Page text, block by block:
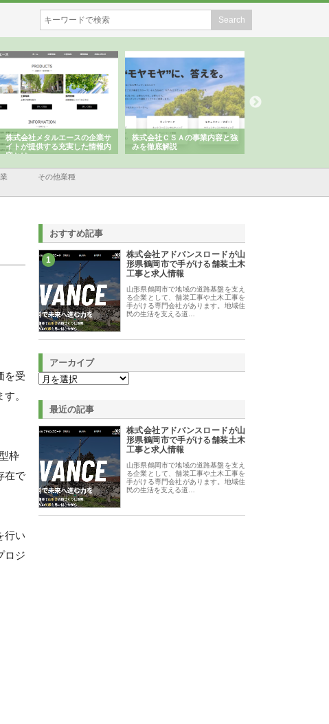
株式会社メタルエースの企業サ
イトが提供する充実した情報内
容とは
株式会社ＣＳＡの事業内容と強
みを徹底解説
その他業種
を受
。
枠
在で
行い
ロジ
おすすめ記事
1
株式会社アドバンスロードが山
形県鶴岡市で手がける舗装土木
工事と求人情報
山形県鶴岡市で地域の道路基盤を支え
る企業として、舗装工事や土木工事を
手がける専門会社があります。地域住
民の生活を支える道…
アーカイブ
最近の記事
株式会社アドバンスロードが山
形県鶴岡市で手がける舗装土木
工事と求人情報
山形県鶴岡市で地域の道路基盤を支え
る企業として、舗装工事や土木工事を
手がける専門会社があります。地域住
民の生活を支える道…